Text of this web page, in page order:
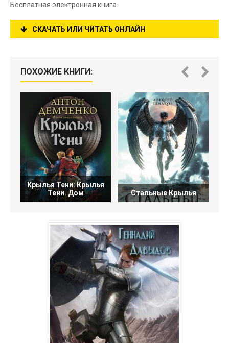
Бесплатная электронная книга
СКАЧАТЬ ИЛИ ЧИТАТЬ ОНЛАЙН
ПОХОЖИЕ КНИГИ:
Крылья Тени: Крылья
Тени. Дом
Стальные Крылья